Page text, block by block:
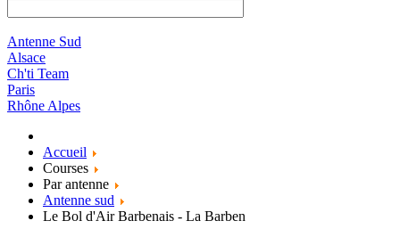
Antenne Sud
Alsace
Ch'ti Team
Paris
Rhône Alpes
Accueil
Courses
Par antenne
Antenne sud
Le Bol d'Air Barbenais - La Barben